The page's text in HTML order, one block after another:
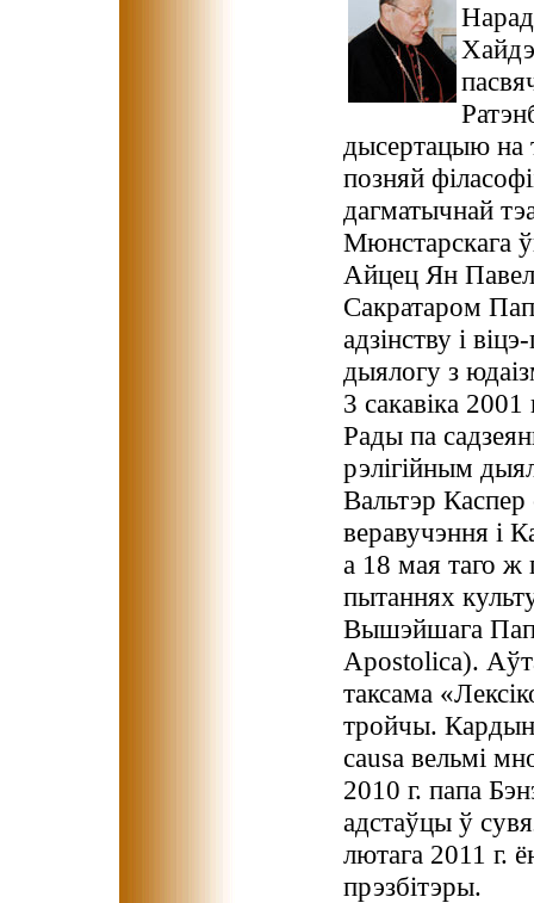
дысертацыю на
позняй
дагматычнай
Мюнстарскага
Айцец Ян
Сакратаром
адзінству і
дыялогу з
3 сакавіка
Рады па
рэлігійным
Вальтэр
веравучэння і
а 18 мая таго
пытаннях
Вышэйшага
Apostolica).
таксама
тройчы.
causa вельмі
2010 г. папа
адстаўцы ў
лютага 2011 г.
прэзбітэры.